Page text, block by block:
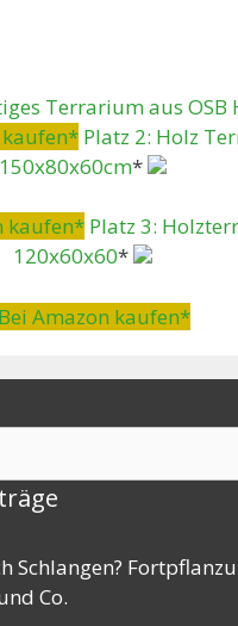
Terrarium aus OSB
kaufen* Platz 2: Holz
150x80x60cm*
kaufen* Platz 3:
120x60x60*
Bei Amazon kaufen*
Schlangen?
Co.